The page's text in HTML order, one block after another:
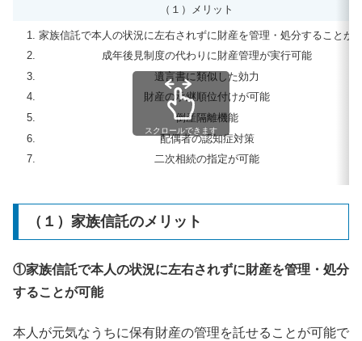
（１）メリット
家族信託で本人の状況に左右されずに財産を管理・処分することが
成年後見制度の代わりに財産管理が実行可能
遺言書に類似した効力
財産の承継順位付けが可能
倒産隔離機能
配偶者の認知症対策
二次相続の指定が可能
スクロールできます
（１）家族信託のメリット
①家族信託で本人の状況に左右されずに財産を管理・処分
することが可能
本人が元気なうちに保有財産の管理を託せることが可能で